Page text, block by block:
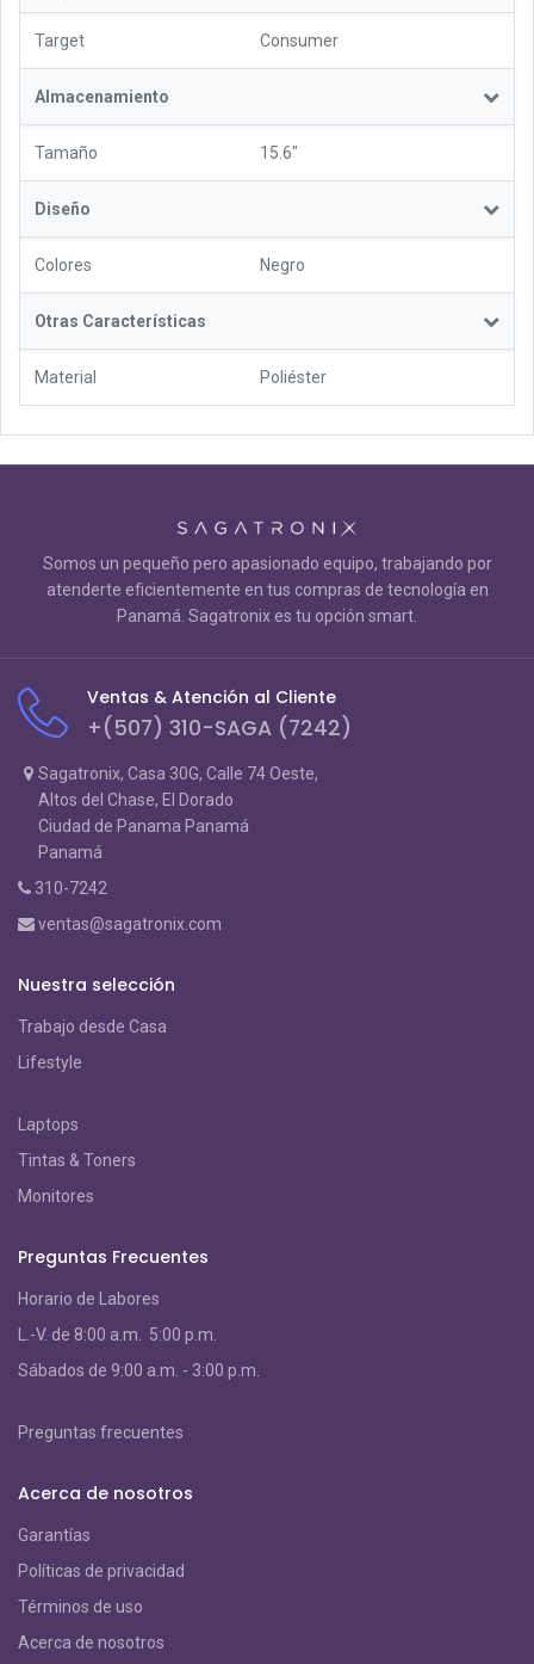
Target Consumer
Almacenamiento
Tamaño 15.6"
Diseño
Colores Negro
Otras Características
Material Poliéster
Somos un pequeño pero apasionado equipo, trabajando por
atenderte eficientemente en tus compras de tecnología en
Panamá. Sagatronix es tu opción smart.
Ventas & Atención al Cliente
+(507) 310-SAGA (7242)
Sagatronix, Casa 30G, Calle 74 Oeste,
Altos del Chase, El Dorado
Ciudad de Panama Panamá
Panamá
310-7242
ventas@sagatronix.com
Nuestra selección
Trabajo desde Casa
Lifestyle
Laptops
Tintas & Toners
Monitores
Preguntas Frecuentes
Horario de Labores
L.-V. de 8:00 a.m. 5:00 p.m.
Sábados de 9:00 a.m. - 3:00 p.m.
Preguntas frecuentes
Acerca de nosotros
Garantías
Políticas de privacidad
Términos de uso
Acerca de nosotros